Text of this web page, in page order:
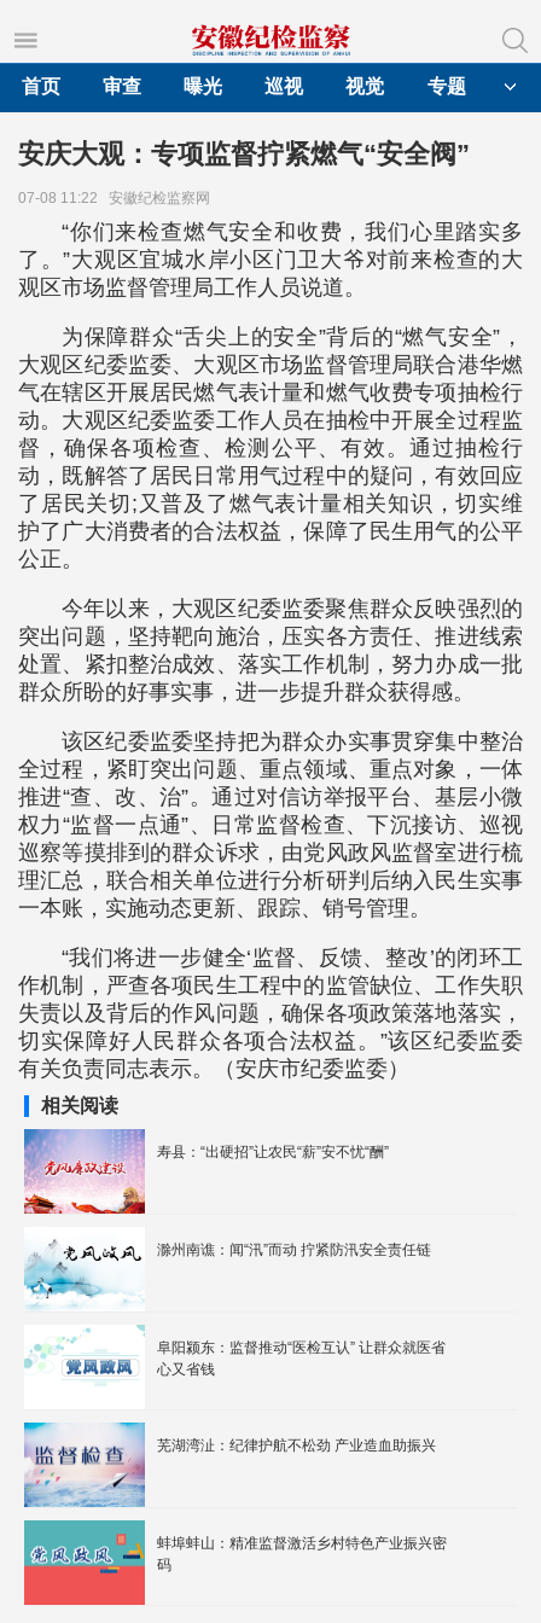
首页
审查 曝光 巡视 视觉 专题
安庆大观：专项监督拧紧燃气“安全阀”
07-08 11:22 安徽纪检监察网
“你们来检查燃气安全和收费，我们心里踏实多
了。”大观区宜城水岸小区门卫大爷对前来检查的大
观区市场监督管理局工作人员说道。
为保障群众“舌尖上的安全”背后的“燃气安全”，
大观区纪委监委、大观区市场监督管理局联合港华燃
气在辖区开展居民燃气表计量和燃气收费专项抽检行
动。大观区纪委监委工作人员在抽检中开展全过程监
督，确保各项检查、检测公平、有效。通过抽检行
动，既解答了居民日常用气过程中的疑问，有效回应
了居民关切;又普及了燃气表计量相关知识，切实维
护了广大消费者的合法权益，保障了民生用气的公平
公正。
今年以来，大观区纪委监委聚焦群众反映强烈的
突出问题，坚持靶向施治，压实各方责任、推进线索
处置、紧扣整治成效、落实工作机制，努力办成一批
群众所盼的好事实事，进一步提升群众获得感。
该区纪委监委坚持把为群众办实事贯穿集中整治
全过程，紧盯突出问题、重点领域、重点对象，一体
推进“查、改、治”。通过对信访举报平台、基层小微
权力“监督一点通”、日常监督检查、下沉接访、巡视
巡察等摸排到的群众诉求，由党风政风监督室进行梳
理汇总，联合相关单位进行分析研判后纳入民生实事
一本账，实施动态更新、跟踪、销号管理。
“我们将进一步健全‘监督、反馈、整改’的闭环工
作机制，严查各项民生工程中的监管缺位、工作失职
失责以及背后的作风问题，确保各项政策落地落实，
切实保障好人民群众各项合法权益。”该区纪委监委
有关负责同志表示。（安庆市纪委监委）
相关阅读
寿县：“出硬招”让农民“薪”安不忧“酬”
滁州南谯：闻“汛”而动 拧紧防汛安全责任链
阜阳颍东：监督推动“医检互认” 让群众就医省
心又省钱
芜湖湾沚：纪律护航不松劲 产业造血助振兴
蚌埠蚌山：精准监督激活乡村特色产业振兴密
码